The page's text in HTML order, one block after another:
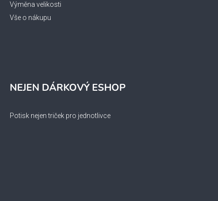
Výměna velikosti
Vše o nákupu
NEJEN DÁRKOVÝ ESHOP
Potisk nejen triček pro jednotlivce